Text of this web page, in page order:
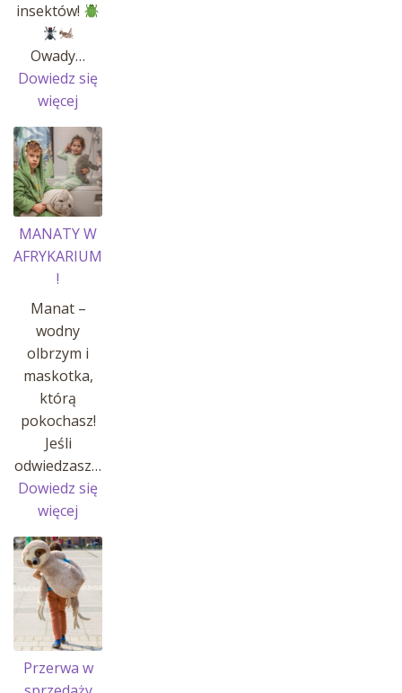
insektów!
Owady…
Dowiedz się
więcej
OWADY
I
INSEKTY
MANATY W
AFRYKARIUM
!
Manat –
wodny
olbrzym i
maskotka,
którą
pokochasz!
Jeśli
odwiedzasz…
Dowiedz się
więcej
MANATY
W
AFRYKARIUM
!
Przerwa w